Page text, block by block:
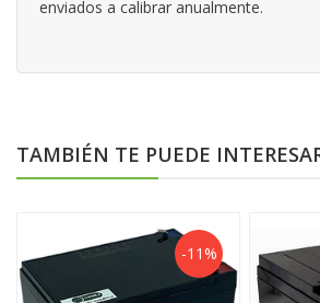
enviados a calibrar anualmente.
TAMBIÉN TE PUEDE
-11%